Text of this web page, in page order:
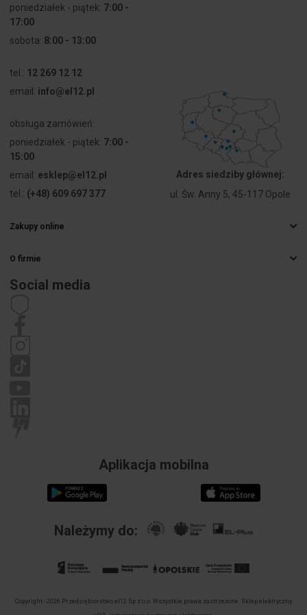
ochrony (IP)
czołowej
(NEMA)
poniedziałek - piątek: 7:00 -
17:00
sobota: 8:00 - 13:00
tel.: 12 269 12 12
email: info@el12.pl
obsługa zamówień:
poniedziałek - piątek: 7:00 -
15:00
email: esklep@el12.pl
tel.: (+48) 609 697 377
Adres siedziby głównej:
ul. Św. Anny 5, 45-117 Opole
Zakupy online
Sposoby dostawy
Płatności
O firmie
Kariera
Social media
Aplikacja mobilna
Należymy do:
Copyright - 2026 Przedsiębiorstwo el12 Sp z o.o. Wszystkie prawa zastrzeżone. Sklep elektryczny